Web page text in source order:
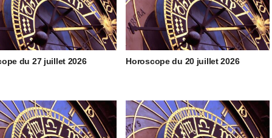
du 27 juillet 2026 Horoscope du 20 juillet 2026